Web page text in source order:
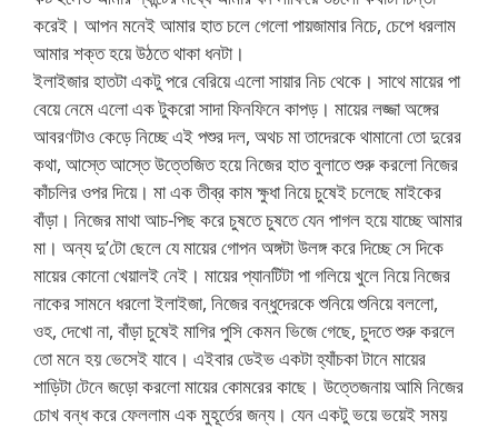
করেই। আপন মনেই আমার হাত চলে গেলো পায়জামার নিচে, চেপে ধরলাম
আমার শক্ত হয়ে উঠতে থাকা ধনটা।
ইলাইজার হাতটা একটু পরে বেরিয়ে এলো সায়ার নিচ থেকে। সাথে মায়ের পা
বেয়ে নেমে এলো এক টুকরো সাদা ফিনফিনে কাপড়। মায়ের লজ্জা অঙ্গের
আবরণটাও কেড়ে নিচ্ছে এই পশুর দল, অথচ মা তাদেরকে থামানো তো দুরের
কথা, আস্তে আস্তে উত্তেজিত হয়ে নিজের হাত বুলাতে শুরু করলো নিজের
কাঁচলির ওপর দিয়ে। মা এক তীব্র কাম ক্ষুধা নিয়ে চুষেই চলেছে মাইকের
বাঁড়া। নিজের মাথা আচ-পিছ করে চুষতে চুষতে যেন পাগল হয়ে যাচ্ছে আমার
মা। অন্য দু’টো ছেলে যে মায়ের গোপন অঙ্গটা উলঙ্গ করে দিচ্ছে সে দিকে
মায়ের কোনো খেয়ালই নেই। মায়ের প্যানটিটা পা গলিয়ে খুলে নিয়ে নিজের
নাকের সামনে ধরলো ইলাইজা, নিজের বন্ধুদেরকে শুনিয়ে শুনিয়ে বললো,
ওহ, দেখো না, বাঁড়া চুষেই মাগির পুসি কেমন ভিজে গেছে, চুদতে শুরু করলে
তো মনে হয় ভেসেই যাবে। এইবার ডেইভ একটা হ্যাঁচকা টানে মায়ের
শাড়িটা টেনে জড়ো করলো মায়ের কোমরের কাছে। উত্তেজনায় আমি নিজের
চোখ বন্ধ করে ফেললাম এক মুহূর্তের জন্য। যেন একটু ভয়ে ভয়েই সময়